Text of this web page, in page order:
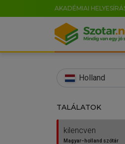
AKADÉMIAI
Holland
TALÁLATOK
kilencven
Magyar−holland szótár